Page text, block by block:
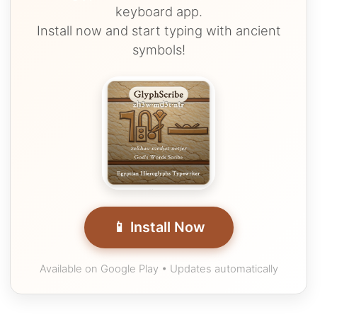
keyboard app.
Install now and start typing with ancient
symbols!
📱 Install Now
Available on Google Play • Updates automatically